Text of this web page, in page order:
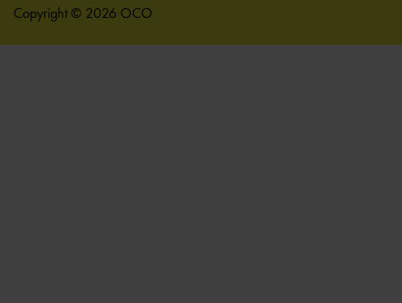
Copyright © 2026 OCO